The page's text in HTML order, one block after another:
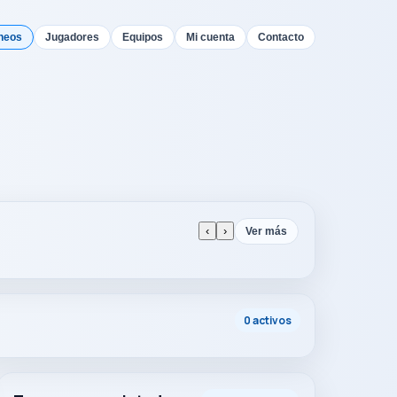
Jugadores Equipos Mi cuenta Contacto
‹ › Ver más
0 activos